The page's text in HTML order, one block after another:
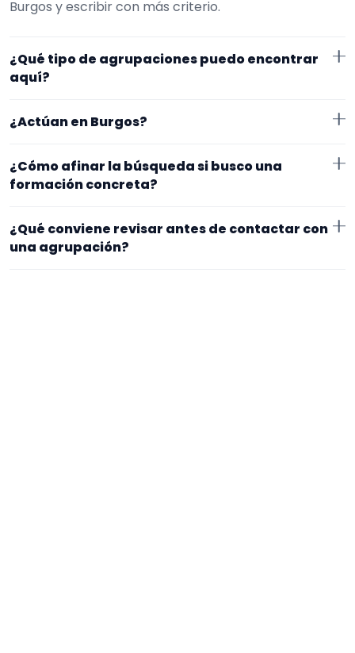
Burgos y escribir con más criterio.
¿Qué tipo de agrupaciones puedo encontrar
aquí?
ceremonias civiles. Conviene comparar repertorio,
¿Actúan en Burgos?
trabajan en Burgos. Algunos son de la zona y otros se
exacto, horarios y posibles gastos.
¿Cómo afinar la búsqueda si busco una
formación concreta?
Empieza por el tipo de evento y la zona. Si ya sabes el
formato que te encaja, usa el filtro de tipo de
agrupación para quedarte con opciones más
¿Qué conviene revisar antes de contactar con
una agrupación?